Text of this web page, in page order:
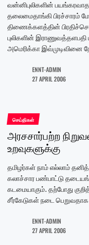
வன்னிபுலிகளின்
தலைமைதாங்கி பிரச்சாரம்
திணைக்களத்தின்
புலிகளின்
அமெரிக்கா இவ்முடிவினை
ENNT-ADMIN
27 APRIL 2006
செய்திகள்
அரசசார்பற்ற
உறவுகளுக்கு
தமிழர்கள் நாம் எல்லாம்
கலாச்சார பண்பாட்டு
கடமையாகும். தற்போது
சீர்கேடுகள் நடை
ENNT-ADMIN
27 APRIL 2006